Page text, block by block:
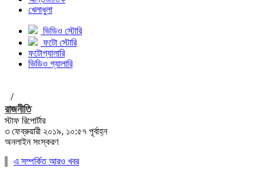
খেলাধুলা
ভিডিও স্টোরি
ফটো স্টোরি
ফটোগ্যালারি
ভিডিও গ্যালারি
/
রাজনীতি
স্টাফ রিপোর্টার
৩ ফেব্রুয়ারী ২০১৯, ১০:৫৭ পূর্বাহ্ন
অনলাইন সংস্করণ
এ সম্পর্কিত আরও খবর